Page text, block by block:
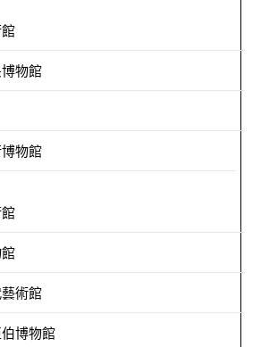
物館
物館
術館
博物館